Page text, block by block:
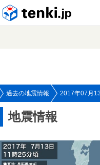
過去の地震情報 2017年07月
地震情報